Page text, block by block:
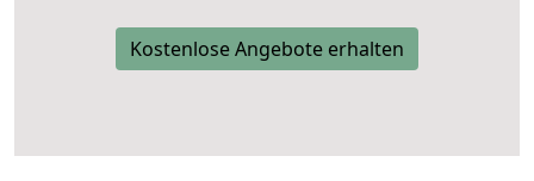
Kostenlose Angebote erhalten